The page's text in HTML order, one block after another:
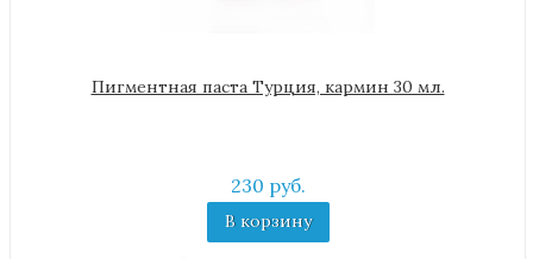
Пигментная паста Турция, кармин 30 мл.
230 руб.
В корзину